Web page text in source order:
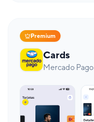
Premium
Cards
Mercado Pago